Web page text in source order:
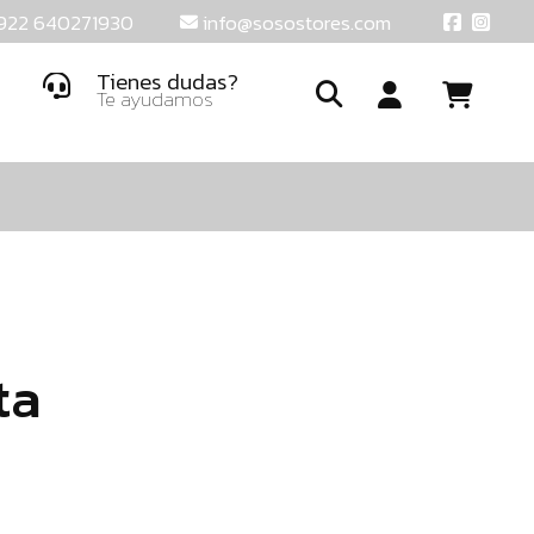
640271930 info@sosostores.com
Tienes dudas?
Te ayudamos